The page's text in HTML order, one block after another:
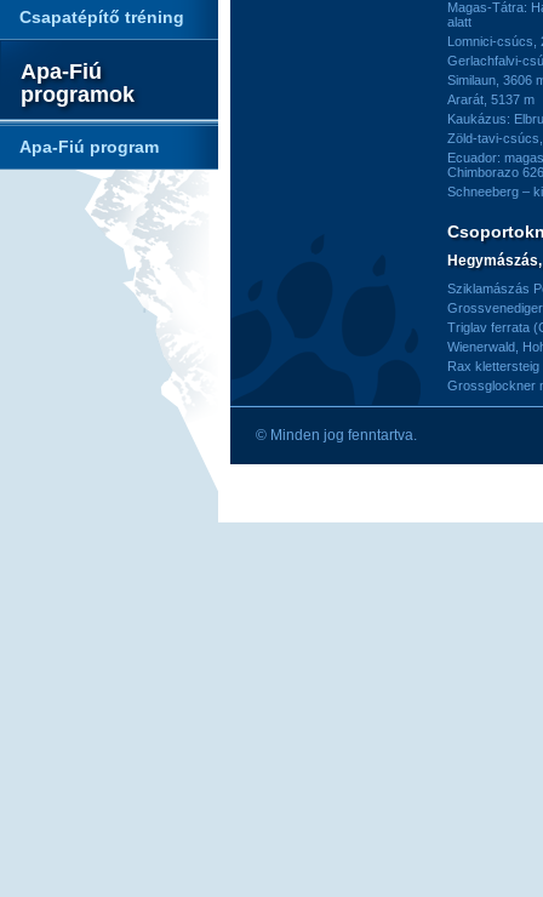
Csapatépítő tréning
Apa-Fiú
programok
Apa-Fiú program
Magas-Tátra:
alatt
Lomnici-csúcs,
Gerlachfalvi-
Similaun, 3606
Ararát, 5137 m
Kaukázus:
Zöld-tavi-
Ecuador:
Chimborazo
Schneeberg –
Sziklamászás
Triglav ferrata
Wienerwald,
Rax
Grossglockner
© Minden jog fenntartva.